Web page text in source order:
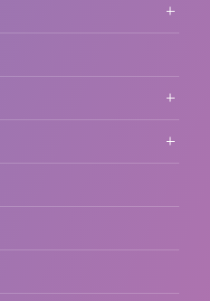
ァレンス・展示会・アワ
・ゲームプロモーシ